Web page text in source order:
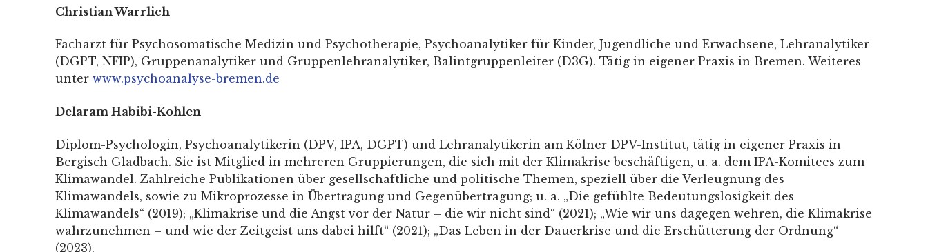
Christian Warrlich
Facharzt für Psychosomatische Medizin und Psychotherapie, Psychoanalytiker für Kinder, Jugendliche und Erwachsene, Lehranalytiker
(DGPT, NFIP), Gruppenanalytiker und Gruppenlehranalytiker, Balintgruppenleiter (D3G). Tätig in eigener Praxis in Bremen. Weiteres
unter www.psychoanalyse-bremen.de
Delaram Habibi-Kohlen
Diplom-Psychologin, Psychoanalytikerin (DPV, IPA, DGPT) und Lehranalytikerin am Kölner DPV-Institut, tätig in eigener Praxis in
Bergisch Gladbach. Sie ist Mitglied in mehreren Gruppierungen, die sich mit der Klimakrise beschäftigen, u. a. dem IPA-Komitees zum
Klimawandel. Zahlreiche Publikationen über gesellschaftliche und politische Themen, speziell über die Verleugnung des
Klimawandels, sowie zu Mikroprozesse in Übertragung und Gegenübertragung; u. a. „Die gefühlte Bedeutungslosigkeit des
Klimawandels“ (2019); „Klimakrise und die Angst vor der Natur – die wir nicht sind“ (2021); „Wie wir uns dagegen wehren, die Klimakrise
wahrzunehmen – und wie der Zeitgeist uns dabei hilft“ (2021); „Das Leben in der Dauerkrise und die Erschütterung der Ordnung“
(2023).